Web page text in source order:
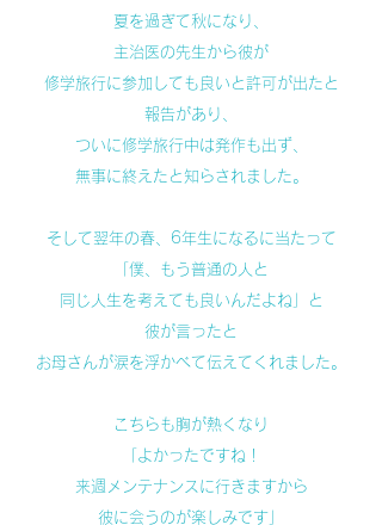
夏を過ぎて秋になり、
主治医の先生から彼が
修学旅行に参加しても良いと許可が出たと
報告があり、
ついに修学旅行中は発作も出ず、
無事に終えたと知らされました。
そして翌年の春、6年生になるに当たって
「僕、もう普通の人と
同じ人生を考えても良いんだよね」と
彼が言ったと
お母さんが涙を浮かべて伝えてくれました。
こちらも胸が熱くなり
「よかったですね！
来週メンテナンスに行きますから
彼に会うのが楽しみです」